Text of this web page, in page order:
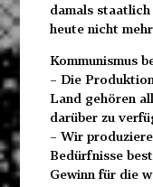
damals
heute nicht
Kommunismus
– Die
Land gehören
darüber zu
– Wir
Bedürfnisse
Gewinn für die